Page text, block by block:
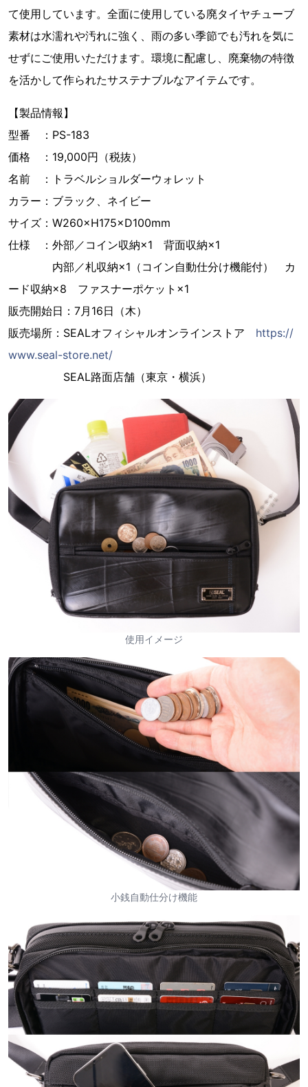
て使用しています。全面に使用している廃タイヤチューブ
素材は水濡れや汚れに強く、雨の多い季節でも汚れを気に
せずにご使用いただけます。環境に配慮し、廃棄物の特徴
を活かして作られたサステナブルなアイテムです。
【製品情報】
型番 ：PS-183
価格 ：19,000円（税抜）
名前 ：トラベルショルダーウォレット
カラー：ブラック、ネイビー
サイズ：W260×H175×D100mm
仕様 ：外部／コイン収納×1 背面収納×1
内部／札収納×1（コイン自動仕分け機能付） カ
ード収納×8 ファスナーポケット×1
販売開始日：7月16日（木）
販売場所：SEALオフィシャルオンラインストア https://
www.seal-store.net/
SEAL路面店舗（東京・横浜）
使用イメージ
小銭自動仕分け機能